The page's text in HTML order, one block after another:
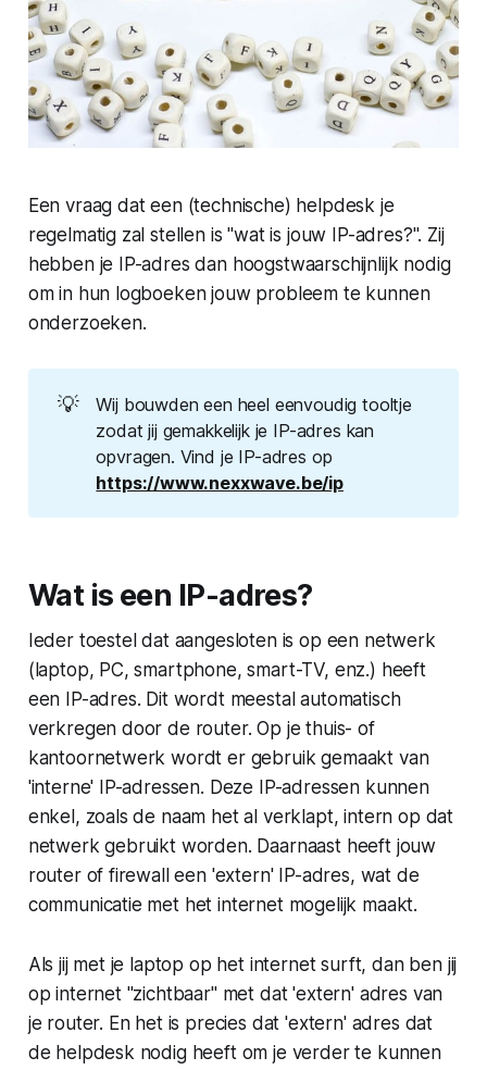
Een vraag dat een (technische) helpdesk je
regelmatig zal stellen is "wat is jouw IP-adres?". Zij
hebben je IP-adres dan hoogstwaarschijnlijk nodig
om in hun logboeken jouw probleem te kunnen
onderzoeken.
💡
Wij bouwden een heel eenvoudig tooltje
zodat jij gemakkelijk je IP-adres kan
opvragen. Vind je IP-adres op
https://www.nexxwave.be/ip
Wat is een IP-adres?
Ieder toestel dat aangesloten is op een netwerk
(laptop, PC, smartphone, smart-TV, enz.) heeft
een IP-adres. Dit wordt meestal automatisch
verkregen door de router. Op je thuis- of
kantoornetwerk wordt er gebruik gemaakt van
'interne' IP-adressen. Deze IP-adressen kunnen
enkel, zoals de naam het al verklapt, intern op dat
netwerk gebruikt worden. Daarnaast heeft jouw
router of firewall een 'extern' IP-adres, wat de
communicatie met het internet mogelijk maakt.
Als jij met je laptop op het internet surft, dan ben jij
op internet "zichtbaar" met dat 'extern' adres van
je router. En het is precies dat 'extern' adres dat
de helpdesk nodig heeft om je verder te kunnen